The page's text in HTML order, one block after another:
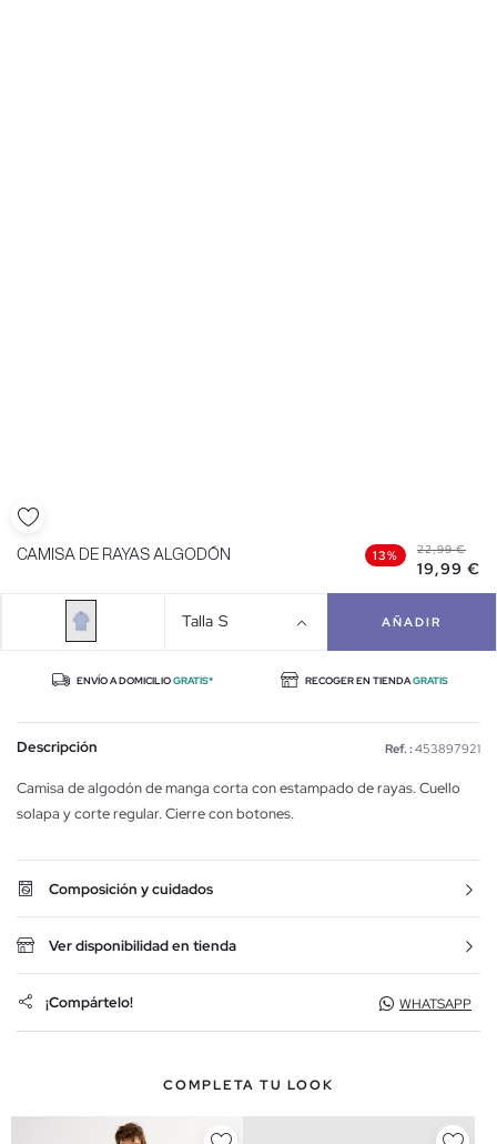
CAMISA DE RAYAS ALGODÓN 13% 22,99 €
19,99 €
Talla S AÑADIR
ENVÍO A DOMICILIOGRATIS* RECOGER EN TIENDAGRATIS
Descripción Ref. : 453897921
Camisa de algodón de manga corta con estampado de rayas. Cuello
solapa y corte regular. Cierre con botones.
Composición y cuidados
Ver disponibilidad en tienda
¡Compártelo! WHATSAPP
COMPLETA TU LOOK